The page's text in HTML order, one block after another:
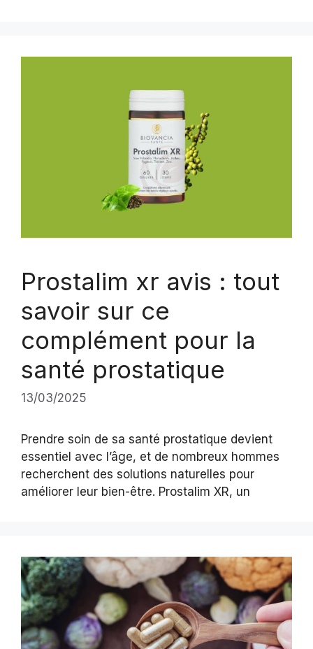
Prostalim xr avis : tout
savoir sur ce
complément pour la
santé prostatique
13/03/2025
Prendre soin de sa santé prostatique devient
essentiel avec l’âge, et de nombreux hommes
recherchent des solutions naturelles pour
améliorer leur bien-être. Prostalim XR, un